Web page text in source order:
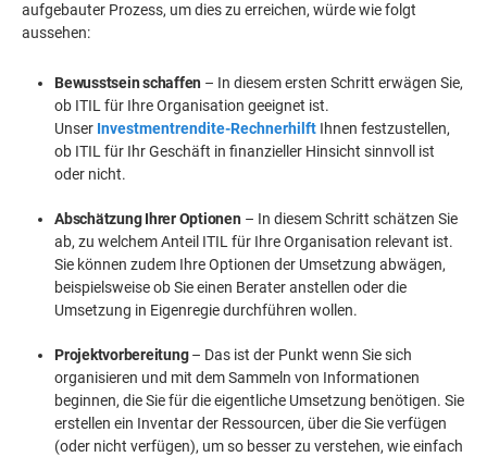
aufgebauter Prozess, um dies zu erreichen, würde wie folgt
aussehen:
Bewusstsein schaffen – In diesem ersten Schritt erwägen Sie,
ob ITIL für Ihre Organisation geeignet ist.
Unser Investmentrendite-Rechnerhilft Ihnen festzustellen,
ob ITIL für Ihr Geschäft in finanzieller Hinsicht sinnvoll ist
oder nicht.
Abschätzung Ihrer Optionen – In diesem Schritt schätzen Sie
ab, zu welchem Anteil ITIL für Ihre Organisation relevant ist.
Sie können zudem Ihre Optionen der Umsetzung abwägen,
beispielsweise ob Sie einen Berater anstellen oder die
Umsetzung in Eigenregie durchführen wollen.
Projektvorbereitung– Das ist der Punkt wenn Sie sich
organisieren und mit dem Sammeln von Informationen
beginnen, die Sie für die eigentliche Umsetzung benötigen. Sie
erstellen ein Inventar der Ressourcen, über die Sie verfügen
(oder nicht verfügen), um so besser zu verstehen, wie einfach